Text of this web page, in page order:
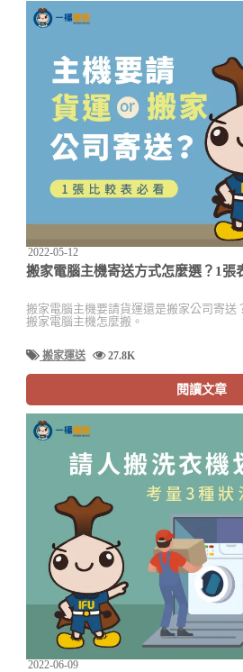
2022-05-12
搬家電腦主機寄送方式怎麼選？1張
搬家電腦主機要請貨運還是搬家公司寄送
搬家電腦主機怎麼搬。
搬家運送 27.8K
閱讀文章
2022-06-09